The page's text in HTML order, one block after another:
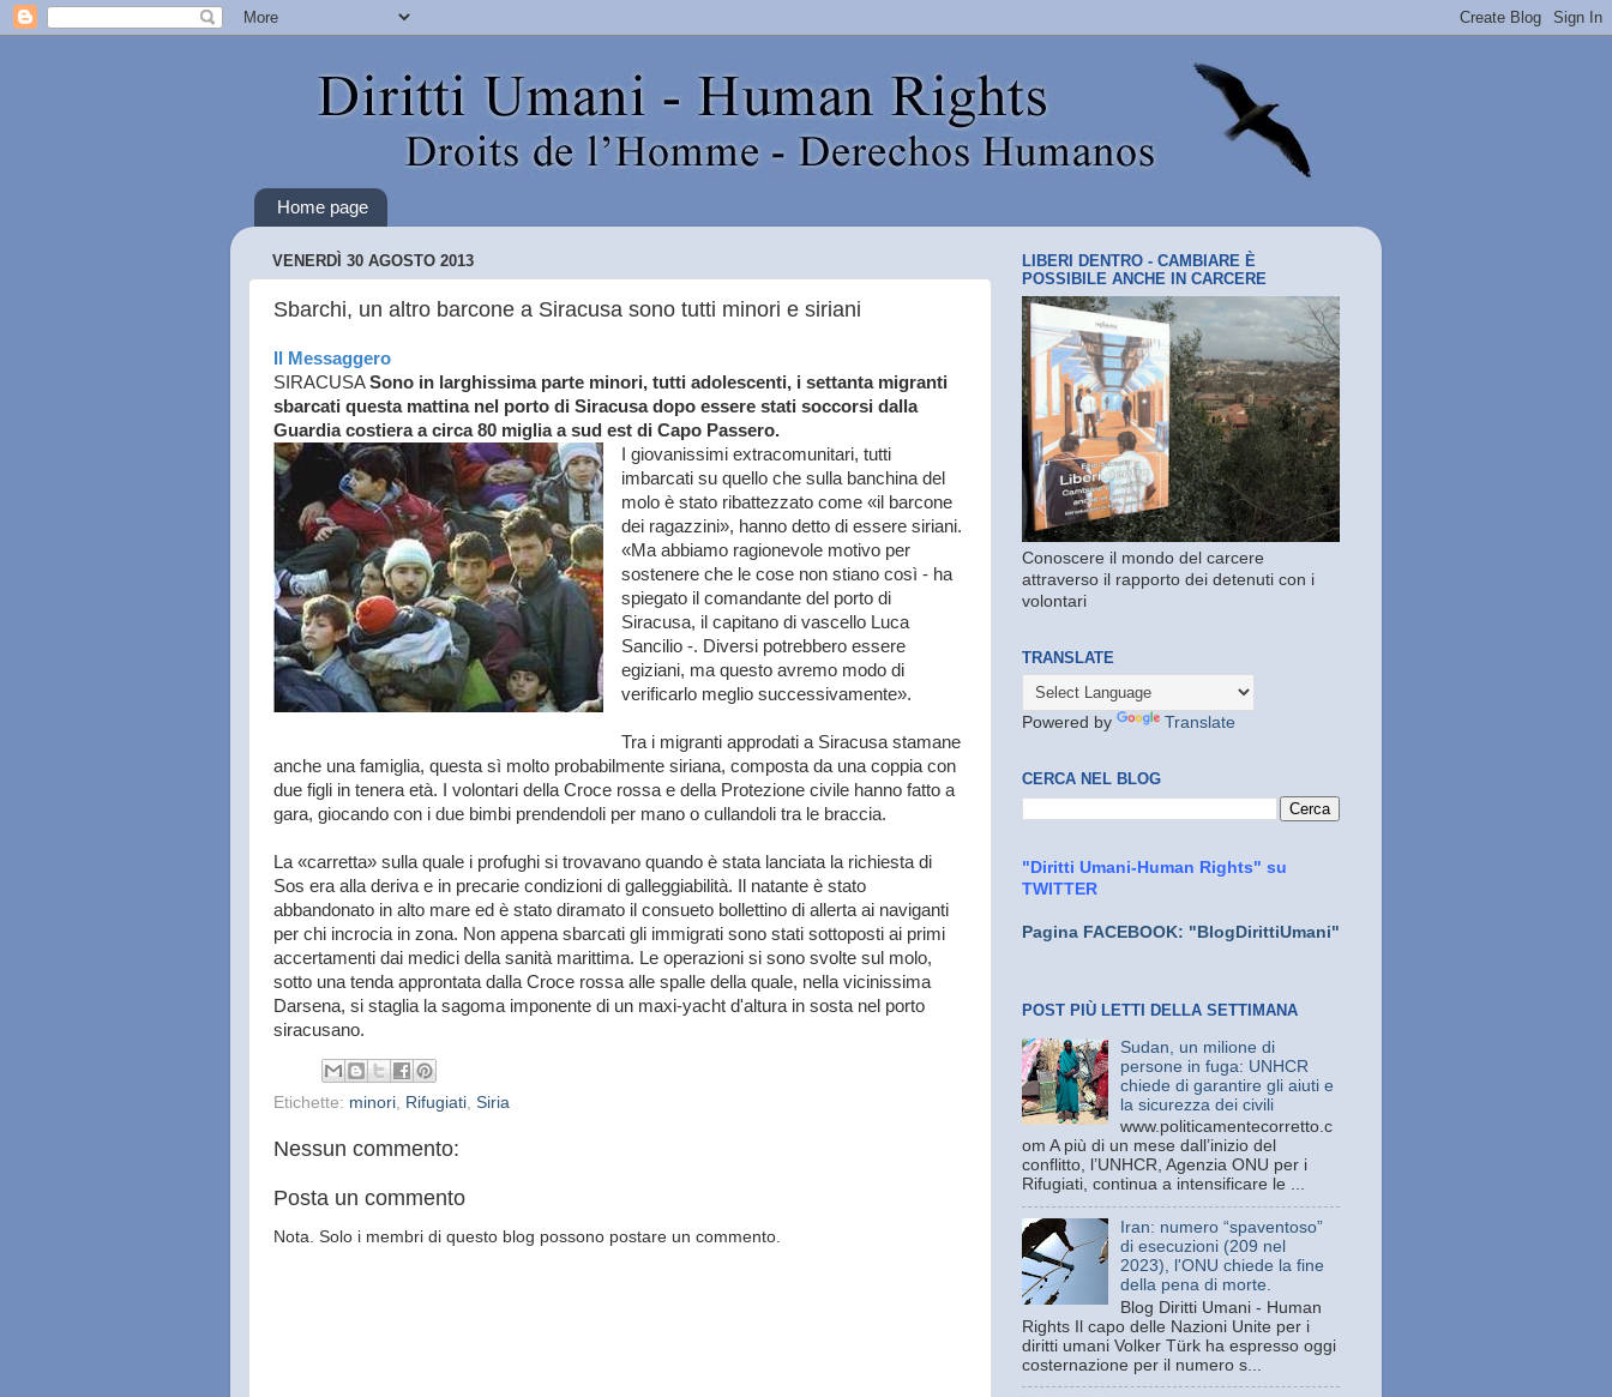
Home page
VENERDÌ 30 AGOSTO 2013
Sbarchi, un altro barcone a Siracusa sono tutti minori e siriani
Il Messaggero
SIRACUSASono in larghissima parte minori, tutti adolescenti, i settanta migranti
sbarcati questa mattina nel porto di Siracusa dopo essere stati soccorsi dalla
Guardia costiera a circa 80 miglia a sud est di Capo Passero.
I giovanissimi extracomunitari, tutti
imbarcati su quello che sulla banchina del
molo è stato ribattezzato come «il barcone
dei ragazzini», hanno detto di essere siriani.
«Ma abbiamo ragionevole motivo per
sostenere che le cose non stiano così - ha
spiegato il comandante del porto di
Siracusa, il capitano di vascello Luca
Sancilio -. Diversi potrebbero essere
egiziani, ma questo avremo modo di
verificarlo meglio successivamente».
Tra i migranti approdati a Siracusa stamane
anche una famiglia, questa sì molto probabilmente siriana, composta da una coppia con
due figli in tenera età. I volontari della Croce rossa e della Protezione civile hanno fatto a
gara, giocando con i due bimbi prendendoli per mano o cullandoli tra le braccia.
La «carretta» sulla quale i profughi si trovavano quando è stata lanciata la richiesta di
Sos era alla deriva e in precarie condizioni di galleggiabilità. Il natante è stato
abbandonato in alto mare ed è stato diramato il consueto bollettino di allerta ai naviganti
per chi incrocia in zona. Non appena sbarcati gli immigrati sono stati sottoposti ai primi
accertamenti dai medici della sanità marittima. Le operazioni si sono svolte sul molo,
sotto una tenda approntata dalla Croce rossa alle spalle della quale, nella vicinissima
Darsena, si staglia la sagoma imponente di un maxi-yacht d'altura in sosta nel porto
siracusano.
Etichette: minori Rifugiati Siria
Nessun commento:
Posta un commento
Nota. Solo i membri di questo blog possono postare un commento.
LIBERI DENTRO - CAMBIARE È
POSSIBILE ANCHE IN CARCERE
Conoscere il mondo del carcere
attraverso il rapporto dei detenuti con i
volontari
TRANSLATE
Powered by Translate
CERCA NEL BLOG
"Diritti Umani-Human Rights" su
TWITTER
Pagina FACEBOOK: "BlogDirittiUmani"
POST PIÙ LETTI DELLA SETTIMANA
Sudan, un milione di
persone in fuga: UNHCR
chiede di garantire gli aiuti e
la sicurezza dei civili
www.politicamentecorretto.c
om A più di un mese dall’inizio del
conflitto, l’UNHCR, Agenzia ONU per i
Rifugiati, continua a intensificare le ...
Iran: numero “spaventoso”
di esecuzioni (209 nel
2023), l'ONU chiede la fine
della pena di morte.
Blog Diritti Umani - Human
Rights Il capo delle Nazioni Unite per i
diritti umani Volker Türk ha espresso oggi
costernazione per il numero s...